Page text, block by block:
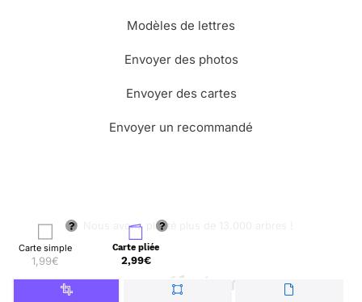
Carte simple
1,99€
Carte pliée
2,99€
Modèles de lettres
Envoyer des photos
Envoyer des cartes
Envoyer un recommandé
🌳 Nous avons planté plus de 13.000 arbres !
© Merci Facteur